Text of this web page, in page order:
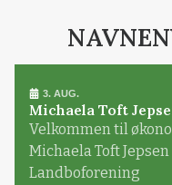
3. AUG.
Michaela Toft
Velkommen til
Michaela Toft
Landboforening